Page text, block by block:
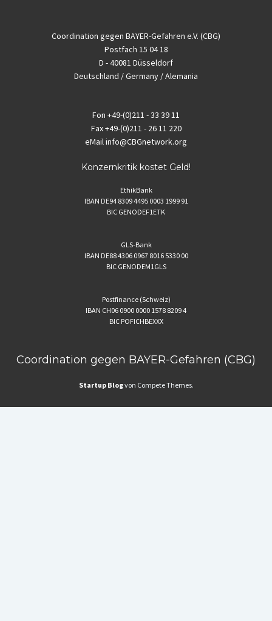
Coordination gegen BAYER-Gefahren e.V. (CBG)
Postfach 15 04 18
D - 40081 Düsseldorf
Deutschland / Germany / Alemania
Fon +49-(0)211 - 33 39 11
Fax+49-(0)211 - 26 11 220
eMailinfo@CBGnetwork.org
Konzernkritik kostet Geld!
EthikBank
IBAN DE94 8309 4495 0003 1999 91
BIC GENODEF1ETK
GLS-Bank
IBAN DE88 4306 0967 8016 5330 00
BIC GENODEM1GLS
Postfinance (Schweiz)
IBAN CH06 0900 0000 1578 8209 4
BIC POFICHBEXXX
Coordination gegen BAYER-Gefahren (CBG)
Startup Blogvon Compete Themes.